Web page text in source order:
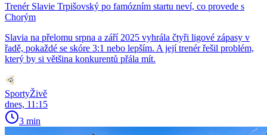
Trenér Slavie Trpišovský po famózním startu neví, co provede s
Chorým
Slavia na přelomu srpna a září 2025 vyhrála čtyři ligové zápasy v
řadě, pokaždé se skóre 3:1 nebo lepším. A její trenér řešil problém,
který by si většina konkurentů přála mít.
SportyŽivě
dnes, 11:15
3 min